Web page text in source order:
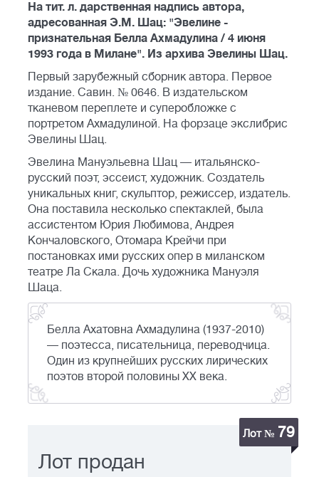
На тит. л. дарственная надпись автора,
адресованная Э.М. Шац: "Эвелине -
признательная Белла Ахмадулина / 4 июня
1993 года в Милане". Из архива Эвелины Шац.
Первый зарубежный сборник автора. Первое
издание. Савин. № 0646. В издательском
тканевом переплете и суперобложке с
портретом Ахмадулиной. На форзаце экслибрис
Эвелины Шац.
Эвелина Мануэльевна Шац — итальянско-
русский поэт, эссеист, художник. Создатель
уникальных книг, скульптор, режиссер, издатель.
Она поставила несколько спектаклей, была
ассистентом Юрия Любимова, Андрея
Кончаловского, Отомара Крейчи при
постановках ими русских опер в миланском
театре Ла Скала. Дочь художника Мануэля
Шаца.
Белла Ахатовна Ахмадулина (1937-2010)
— поэтесса, писательница, переводчица.
Один из крупнейших русских лирических
поэтов второй половины XX века.
Лот № 79
Лот продан